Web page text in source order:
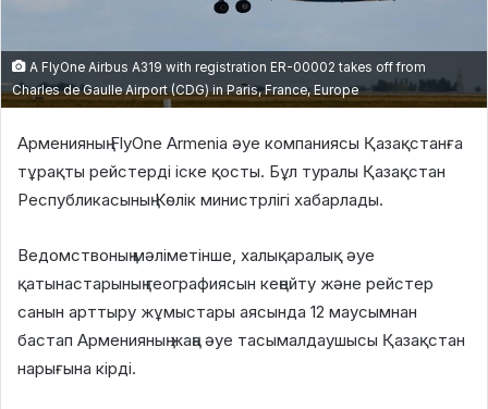
A FlyOne Airbus A319 with registration ER-00002 takes off from
Charles de Gaulle Airport (CDG) in Paris, France, Europe
Арменияның FlyOne Armenia әуе компаниясы Қазақстанға
тұрақты рейстерді іске қосты. Бұл туралы Қазақстан
Республикасының Көлік министрлігі хабарлады.
Ведомствоның мәліметінше, халықаралық әуе
қатынастарының географиясын кеңейту және рейстер
санын арттыру жұмыстары аясында 12 маусымнан
бастап Арменияның жаңа әуе тасымалдаушысы Қазақстан
нарығына кірді.